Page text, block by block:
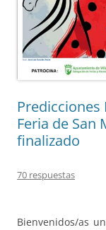
Predicciones
Feria de San
finalizado
70 respuestas
Bienvenidos/as